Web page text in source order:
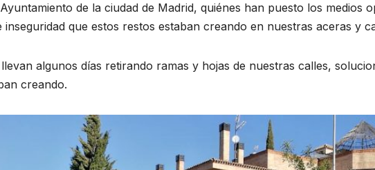
de la ciudad de Madrid, quiénes han puesto los medios
que estos restos estaban creando en nuestras aceras y
algunos días retirando ramas y hojas de nuestras calles,
creando.